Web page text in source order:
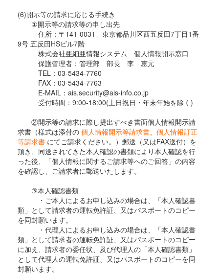
(6)開示等の請求に応じる手続き
①開示等の請求等の申し出先
住所：〒141-0031 東京都品川区西五反田7丁目1番
9号 五反田HSビル7階
株式会社亜細亜情報システム 個人情報開示窓口
保護管理者：管理部 部長 李 恵元
TEL：03-5434-7760
FAX：03-5434-7763
E-MAIL：ais.security@ais-info.co.jp
受付時間：9:00-18:00(土日祝日・年末年始を除く)
②開示等の請求に際し提出すべき書面個人情報開示請
求書（様式は添付の 個人情報開示等請求書、 個人情報訂正
等請求書にてご請求ください。）郵送（又はFAX送付）を
頂き、同送されてきた本人確認の書類により本人確認を行
った後、「個人情報に関するご請求等へのご回答」の内容
を確認し、ご請求者に郵送いたします。
③本人確認書類
・ご本人によるお申し込みの場合は、「本人確認書
類」として請求者の運転免許証、又はパスポートのコピー
を同封願います。
・代理人によるお申し込みの場合は、「本人確認書
類」として請求者の運転免許証、又はパスポートのコピー
に加え、請求者の委任状、及び代理人の「本人確認書類」
として代理人の運転免許証、又はパスポートのコピーを同
封願います。